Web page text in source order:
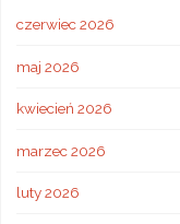
czerwiec 2026
maj 2026
kwiecień 2026
marzec 2026
luty 2026